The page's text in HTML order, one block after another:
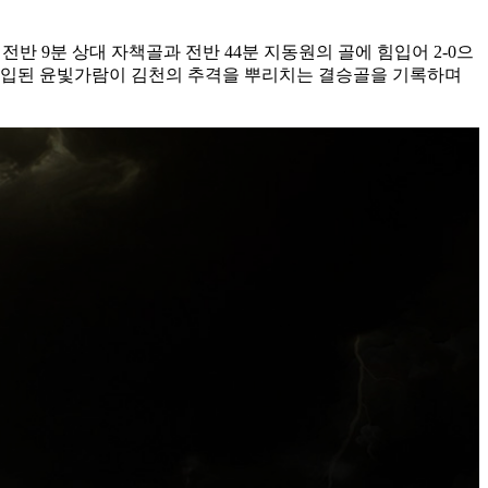
반 9분 상대 자책골과 전반 44분 지동원의 골에 힘입어 2-0으
된 윤빛가람이 김천의 추격을 뿌리치는 결승골을 기록하며